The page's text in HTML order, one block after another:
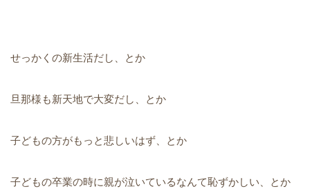
せっかくの新生活だし、とか
旦那様も新天地で大変だし、とか
子どもの方がもっと悲しいはず、とか
子どもの卒業の時に親が泣いているなんて恥ずかしい、とか